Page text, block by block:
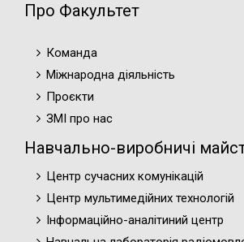
Про Факультет
Команда
Міжнародна діяльність
Проєкти
ЗМІ про нас
Навчально-виробничі
Центр сучасних комунікацій
Центр мультимедійних технологій
Інформаційно-аналітиний центр